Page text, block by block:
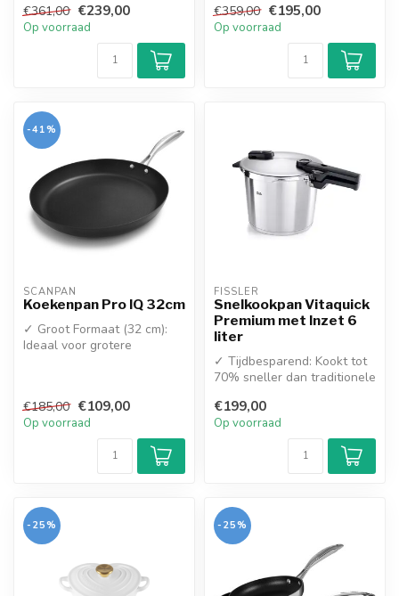
€361,00 €239,00
Op voorraad
€359,00 €195,00
Op voorraad
-41%
SCANPAN
Koekenpan Pro IQ 32cm
✓ Groot Formaat (32 cm):
Ideaal voor grotere
€185,00 €109,00
Op voorraad
FISSLER
Snelkookpan Vitaquick
Premium met Inzet 6
liter
✓ Tijdbesparend: Kookt tot
70% sneller dan traditionele
✓ Super Power-Bo...
€199,00
Op voorraad
-25% -25%